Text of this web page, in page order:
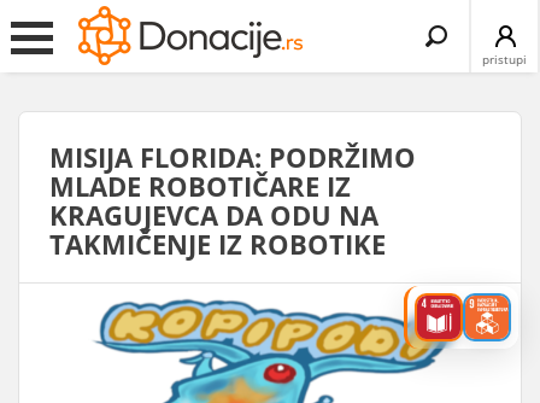
pristupi
Search
MISIJA FLORIDA: PODRŽIMO
MLADE ROBOTIČARE IZ
KRAGUJEVCA DA ODU NA
TAKMIČENJE IZ ROBOTIKE